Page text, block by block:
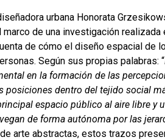
urbana Honorata
de una investigación
de cómo el diseño espacial de
Según sus propias palabras: “
en la formación de las
posiciones dentro del tejido social
espacio público al aire libre y
de forma autónoma por las
arte abstractas, estos trazos